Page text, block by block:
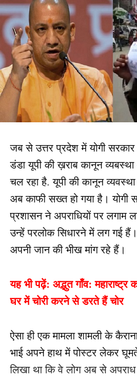
जब से उत्तर प्रदेश में योगी
डंडा यूपी की ख़राब कानून
चल रहा है. यूपी की कानून
अब काफी सख्त हो गया है।
प्रशासन ने अपराधियों पर लगाम
उन्हें परलोक सिधारने में लग गई
अपनी जान की भीख मांग रहे हैं।
यह भी पढ़ें: अद्भुत गाँव:
घर में चोरी करने से डरते हैं चोर
ऐसा ही एक मामला शामली के
भाई अपने हाथ में पोस्टर लेकर
लिखा था कि वे लोग अब से